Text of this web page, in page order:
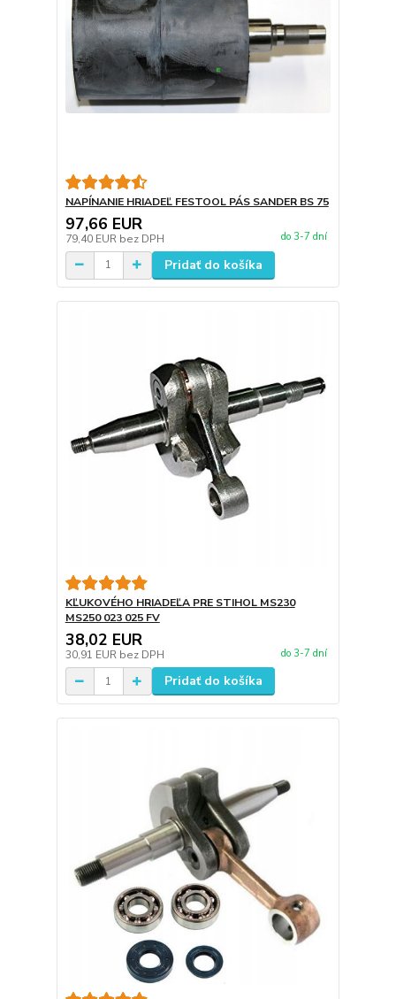
NAPÍNANIE HRIADEĽ FESTOOL PÁS SANDER BS 75
97,66 EUR
79,40 EUR bez DPH do 3-7 dní
Pridať do košíka
KĽUKOVÉHO HRIADEĽA PRE STIHOL MS230
MS250 023 025 FV
38,02 EUR
30,91 EUR bez DPH do 3-7 dní
Pridať do košíka